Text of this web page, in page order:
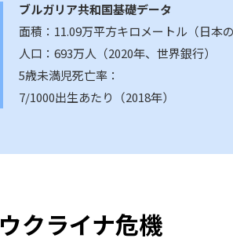
ブルガリア共和国基礎データ
面積
11.09万平方キロメートル（日本の
人口
693万人（2020年、世界銀行）
5歳未満児死亡率
7/1000出生あたり（2018年）
ウクライナ危機